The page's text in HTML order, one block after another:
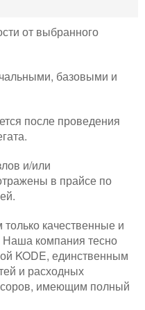
от выбранного
базовыми и
после проведения
и/или
в прайсе по
качественные и
компания тесно
KODE, единственным
и расходных
имеющим полный